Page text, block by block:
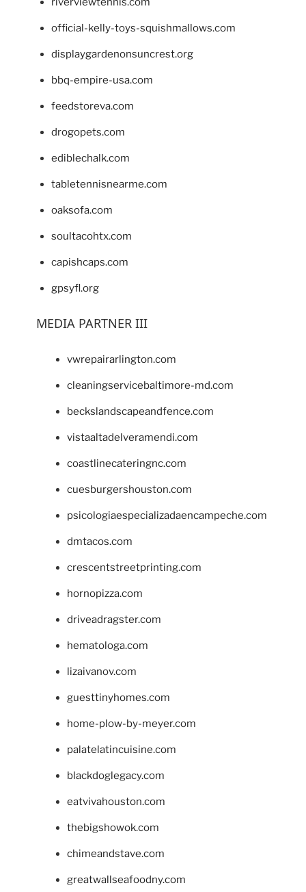
official-kelly-toys-squishmallows.com
displaygardenonsuncrest.org
bbq-empire-usa.com
feedstoreva.com
drogopets.com
ediblechalk.com
tabletennisnearme.com
oaksofa.com
soultacohtx.com
capishcaps.com
gpsyfl.org
MEDIA PARTNER III
vwrepairarlington.com
cleaningservicebaltimore-md.com
beckslandscapeandfence.com
vistaaltadelveramendi.com
coastlinecateringnc.com
cuesburgershouston.com
psicologiaespecializadaencampeche.com
dmtacos.com
crescentstreetprinting.com
hornopizza.com
driveadragster.com
hematologa.com
lizaivanov.com
guesttinyhomes.com
home-plow-by-meyer.com
palatelatincuisine.com
blackdoglegacy.com
eatvivahouston.com
thebigshowok.com
chimeandstave.com
greatwallseafoodny.com